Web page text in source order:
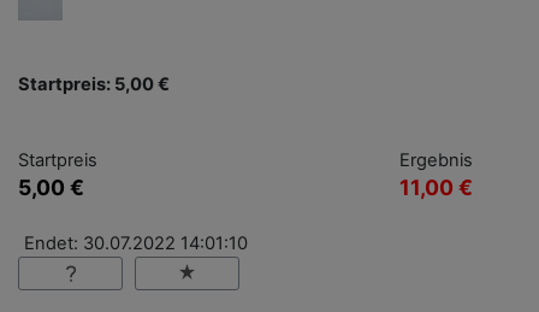
Startpreis: 5,00 €
Startpreis
5,00 €
Ergebnis
11,00 €
Endet: 30.07.2022 14:01:10